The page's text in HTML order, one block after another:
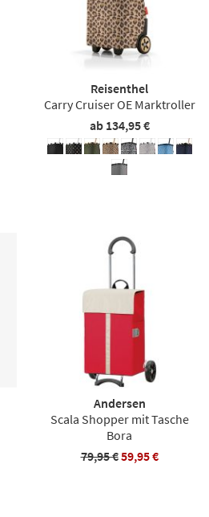
Reisenthel
Carry Cruiser OE Marktroller
ab 134,95 €
Andersen
Scala Shopper mit Tasche
Bora
79,95 €59,95 €